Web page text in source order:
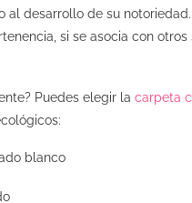
desarrollo de su
si se asocia con
Puedes elegir la carpeta
blanco